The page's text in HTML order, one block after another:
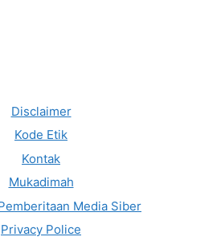
Disclaimer
Kode Etik
Kontak
Mukadimah
Media Siber
Privacy Police